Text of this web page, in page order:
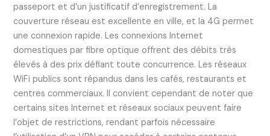
passeport et d’un justificatif d’enregistrement. La
couverture réseau est excellente en ville, et la 4G permet
une connexion rapide. Les connexions Internet
domestiques par fibre optique offrent des débits très
élevés à des prix défiant toute concurrence. Les réseaux
WiFi publics sont répandus dans les cafés, restaurants et
centres commerciaux. Il convient cependant de noter que
certains sites Internet et réseaux sociaux peuvent faire
l’objet de restrictions, rendant parfois nécessaire